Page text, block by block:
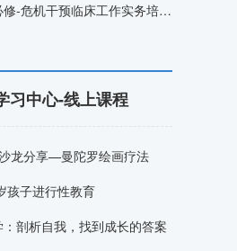
心理咨询师临床必修-危机干预临床工作实务培训项目-盟略心理咨询师培训
习中心-线上课程
龙分享—曼陀罗绘画疗法
孩子进行性教育
剖析自我，找到成长的答案